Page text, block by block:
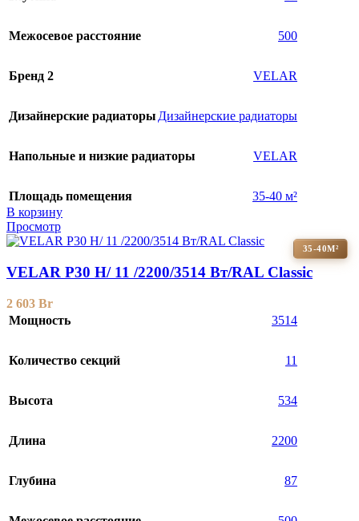
Межосевое расстояние 500
Бренд 2 VELAR
Дизайнерские радиаторы Дизайнерские радиаторы
Напольные и низкие радиаторы VELAR
Площадь помещения
35-40 м²
В корзину
Просмотр
35-40М²
VELAR P30 H/ 11 /2200/3514 Вт/RAL Classic
2 603 Br
Мощность
3514
Количество секций 11
Высота 534
Длина 2200
Глубина 87